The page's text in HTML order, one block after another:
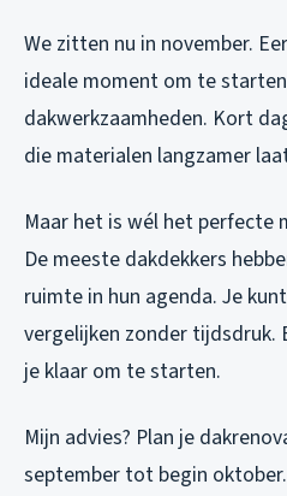
We zitten nu in november.
ideale moment om te
dakwerkzaamheden. Kort
die materialen langzamer
Maar het is wél het perfecte
De meeste dakdekkers
ruimte in hun agenda. Je
vergelijken zonder tijdsdruk.
je klaar om te starten.
Mijn advies? Plan je
september tot begin